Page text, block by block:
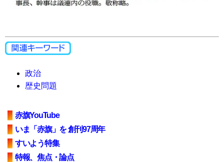
政治
歴史問題
赤旗YouTube
いま「赤旗」を 創刊97周年
すいよう特集
特報、焦点・論点